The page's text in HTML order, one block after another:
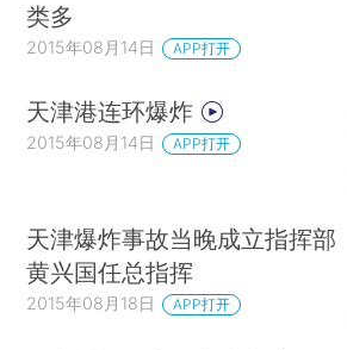
类多
2015年08月14日 APP打开
天津港连环爆炸
2015年08月14日 APP打开
天津爆炸事故当晚成立指挥部
黄兴国任总指挥
2015年08月18日 APP打开